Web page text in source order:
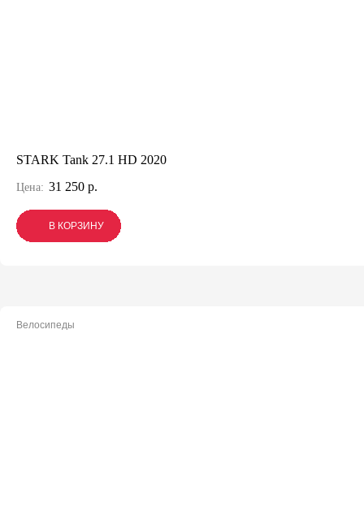
STARK Tank 27.1 HD 2020
Цена: 31 250 р.
В КОРЗИНУ
В КОРЗИНУ
В КОРЗИНУ
Велосипеды